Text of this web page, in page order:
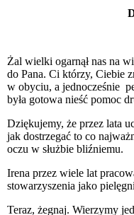
Żal wielki ogarnął nas na
do Pana. Ci którzy, Ciebie
w obyciu, a jednocześnie
była gotowa nieść pomoc
Dziękujemy, że przez lata
jak dostrzegać to co
oczu w służbie bliźniemu.
Irena przez wiele lat
stowarzyszenia jako
Teraz, żegnaj. Wierzymy